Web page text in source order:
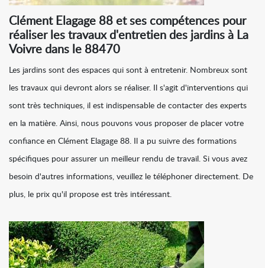
Clément Elagage 88 et ses compétences pour
réaliser les travaux d'entretien des jardins à La
Voivre dans le 88470
Les jardins sont des espaces qui sont à entretenir. Nombreux sont
les travaux qui devront alors se réaliser. Il s'agit d'interventions qui
sont très techniques, il est indispensable de contacter des experts
en la matière. Ainsi, nous pouvons vous proposer de placer votre
confiance en Clément Elagage 88. Il a pu suivre des formations
spécifiques pour assurer un meilleur rendu de travail. Si vous avez
besoin d'autres informations, veuillez le téléphoner directement. De
plus, le prix qu'il propose est très intéressant.